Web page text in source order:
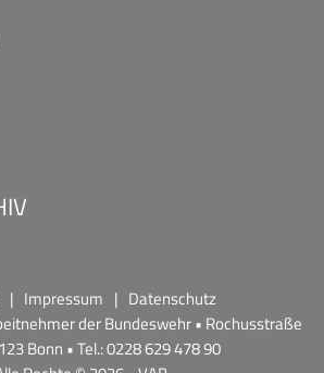
Impressum
Datenschutz
der Bundeswehr • Rochusstraße
Bonn • Tel.: 0228 629 478 90